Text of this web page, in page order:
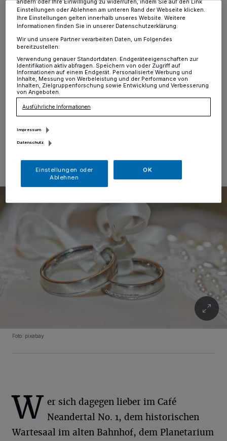
Erkrath·Das Standesamt Erkrath bietet interessierten
Brautpaaren am Freitag, den 12. Dezember, die
Gelegenheit, sich im Rahmen einer Candle-Light-
Trauung ganz romantisch das Ja-Wort zu geben. Die
Eheschließung in besonderer Atmosphäre ist dabei
sowohl im Trauzimmer des Standesamtes an der
Bahnstraße in Alt-Erkrath, als auch in einem der vielen
Außentrauorte möglich.
03.11.2025 , 11:34 Uhr
Foto: pixabay
W er sich dagegen lieber im Café
Neandertal No. 1, dem historischen
Wartesaal im alten Bahnhof, dem Planetarium
ändern oder Ihre Einwilligung zu widerrufen, indem Sie auf den Link
Einstellungen oder Ablehnen am unteren Rand der Webseite klicken.
Ihre Einstellungen gelten innerhalb unseres Website. Weitere
Informationen finden Sie in unserer Datenschutzerklärung.
Wir und unsere Partner verarbeiten Daten, um Folgendes
bereitzustellen:
Verwendung genauer Standortdaten. Endgeräteeigenschaften zur
Identifikation aktiv abfragen. Speichern von oder Zugriff auf
Informationen auf einem Endgerät. Personalisierte Werbung und
Inhalte, Messung von Werbeleistung und der Performance von
Inhalten, Zielgruppenforschung sowie Entwicklung und Verbesserung
von Angeboten.
Ausführliche Informationen
Impressum
Datenschutz
Einstellungen oder
Ablehnen
OK